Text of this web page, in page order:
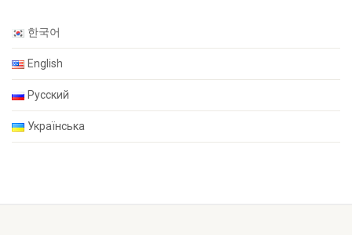
한국어
English
Русский
Українська